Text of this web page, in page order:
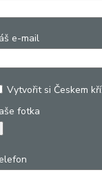
e-mail
Vytvořit si Českem
fotka